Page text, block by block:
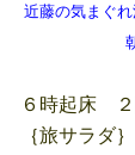
近藤の気まぐ
朝の雲も消え
６時起床 ２
｛旅サラダ